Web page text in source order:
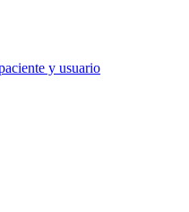
y usuario